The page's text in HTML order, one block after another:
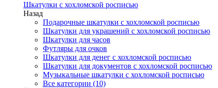
Шкатулки с хохломской росписью
Назад
Подарочные шкатулки с хохломской росписью
Шкатулки для украшений с хохломской росписью
Шкатулки для часов
Футляры для очков
Шкатулки для денег с хохломской росписью
Шкатулки для документов с хохломской росписью
Музыкальные шкатулки с хохломской росписью
Все категории (10)